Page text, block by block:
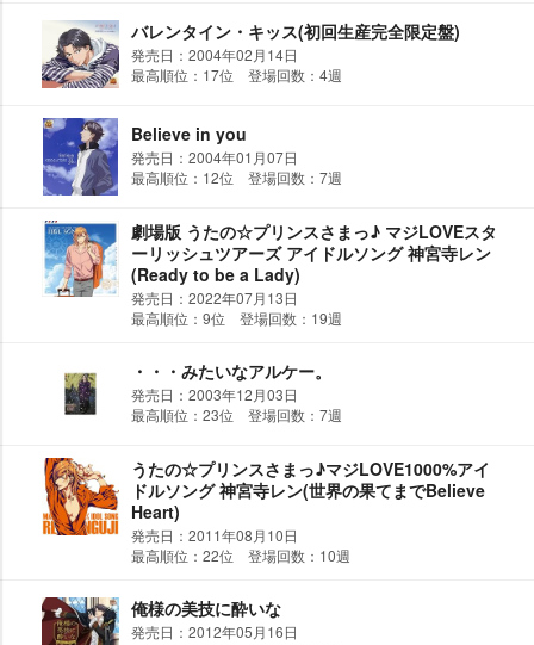
バレンタイン・キッス(初回生産完全限定盤)
発売日：2004年02月14日
最高順位：17位 登場回数：4週
Believe in you
発売日：2004年01月07日
最高順位：12位 登場回数：7週
劇場版 うたの☆プリンスさまっ♪ マジLOVEスタ
ーリッシュツアーズ アイドルソング 神宮寺レン
(Ready to be a Lady)
発売日：2022年07月13日
最高順位：9位 登場回数：19週
・・・みたいなアルケー。
発売日：2003年12月03日
最高順位：23位 登場回数：7週
うたの☆プリンスさまっ♪マジLOVE1000%アイ
ドルソング 神宮寺レン(世界の果てまでBelieve
Heart)
発売日：2011年08月10日
最高順位：22位 登場回数：10週
俺様の美技に酔いな
発売日：2012年05月16日